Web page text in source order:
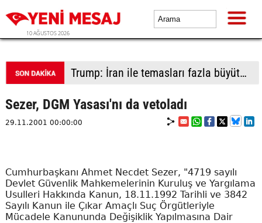
10 AĞUSTOS 2026
İsrailli yerleşimciler işgali derinleştirmek için Batı Şeria'da yeni yasa dışı yerleşime taşınmaya başladı
Sezer, DGM Yasası'nı da vetoladı
29.11.2001 00:00:00
Cumhurbaşkanı Ahmet Necdet Sezer, "4719 sayılı
Devlet Güvenlik Mahkemelerinin Kuruluş ve Yargılama
Usulleri Hakkında Kanun, 18.11.1992 Tarihli ve 3842
Sayılı Kanun ile Çıkar Amaçlı Suç Örgütleriyle
Mücadele Kanununda Değişiklik Yapılmasına Dair